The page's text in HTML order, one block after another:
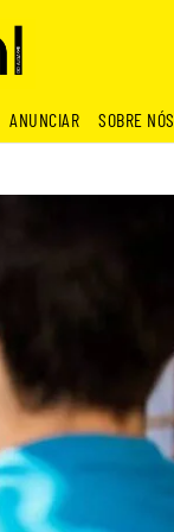
ANUNCIAR SOBRE NÓS